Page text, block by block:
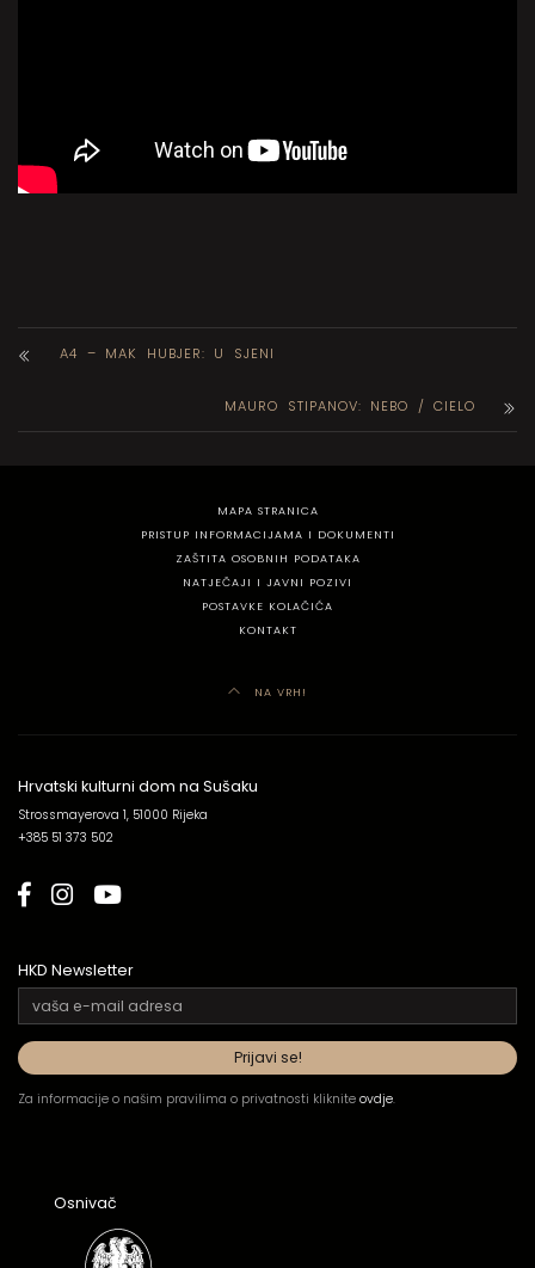
A4 – MAK HUBJER: U SJENI
MAURO STIPANOV: NEBO / CIELO
MAPA STRANICA
PRISTUP INFORMACIJAMA I DOKUMENTI
ZAŠTITA OSOBNIH PODATAKA
NATJEČAJI I JAVNI POZIVI
POSTAVKE KOLAČIĆA
KONTAKT
NA VRH!
Hrvatski kulturni dom na Sušaku
Strossmayerova 1, 51000 Rijeka
+385 51 373 502
HKD Newsletter
Za informacije o našim pravilima o privatnosti kliknite ovdje.
Osnivač